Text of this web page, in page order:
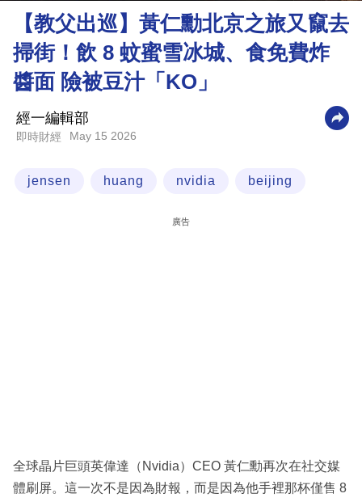
理
財
商
業
技
場
【教父出巡】黃仁勳北京之旅又竄去
掃街！飲 8 蚊蜜雪冰城、食免費炸
醬面 險被豆汁「KO」
經一編輯部
即時財經 May 15 2026
jensen huang nvidia beijing
廣告
全球晶片巨頭英偉達（Nvidia）CEO 黃仁勳再次在社交媒
體刷屏。這一次不是因為財報，而是因為他手裡那杯僅售 8